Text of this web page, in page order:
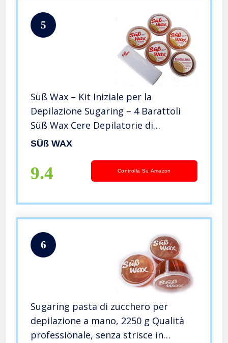
5
Süß Wax – Kit Iniziale per la
Depilazione Sugaring – 4 Barattoli
Süß Wax Cere Depilatorie di
Zucchero, 1 Barattolo Süß Wax
Depilatorie TNT
SÜß WAX
9.4 Controlla Su Amazon
6
Sugaring pasta di zucchero per
depilazione a mano, 2250 g Qualità
professionale, senza strisce in